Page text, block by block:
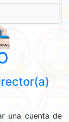
una cuenta de